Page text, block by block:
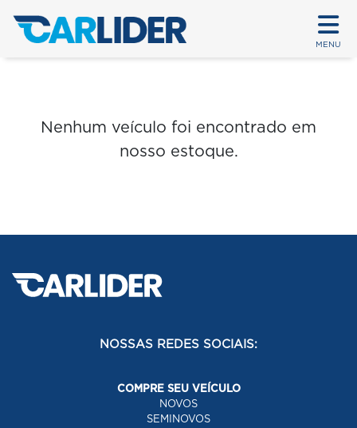
MENU
Nenhum veículo foi encontrado em
nosso estoque.
NOSSAS REDES SOCIAIS:
COMPRE SEU VEÍCULO
NOVOS
SEMINOVOS